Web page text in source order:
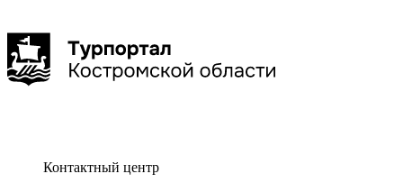
дворянской усадьбе"
Контактный центр